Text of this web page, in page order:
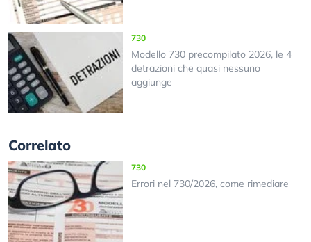
730
Modello 730 precompilato 2026, le 4
detrazioni che quasi nessuno
aggiunge
Correlato
730
Errori nel 730/2026, come rimediare